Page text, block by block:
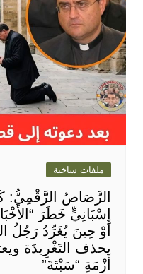
ملفات ساخنة
الرَّصَاصُ الرَّقْمِيُّ:
إِسْبَانِيٍّ خَطَرَ
أَوْ حِينَ يُغَرِّدُ رَجُلُ
يحذف التَغْرِيدَة
أَزْمَةِ “سَبْتَةَ”